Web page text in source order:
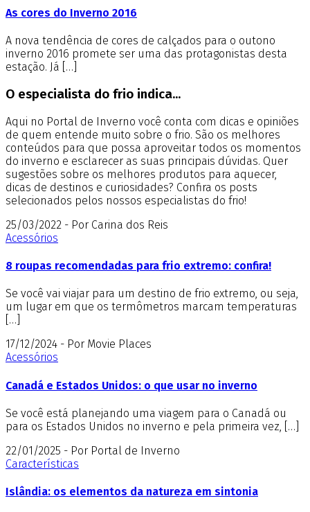
As cores do Inverno 2016
A nova tendência de cores de calçados para o outono
inverno 2016 promete ser uma das protagonistas desta
estação. Já […]
O especialista do frio indica...
Aqui no Portal de Inverno você conta com dicas e opiniões
de quem entende muito sobre o frio. São os melhores
conteúdos para que possa aproveitar todos os momentos
do inverno e esclarecer as suas principais dúvidas. Quer
sugestões sobre os melhores produtos para aquecer,
dicas de destinos e curiosidades? Confira os posts
selecionados pelos nossos especialistas do frio!
25/03/2022 - Por Carina dos Reis
Acessórios
8 roupas recomendadas para frio extremo: confira!
Se você vai viajar para um destino de frio extremo, ou seja,
um lugar em que os termômetros marcam temperaturas
[…]
17/12/2024 - Por Movie Places
Acessórios
Canadá e Estados Unidos: o que usar no inverno
Se você está planejando uma viagem para o Canadá ou
para os Estados Unidos no inverno e pela primeira vez, […]
22/01/2025 - Por Portal de Inverno
Características
Islândia: os elementos da natureza em sintonia